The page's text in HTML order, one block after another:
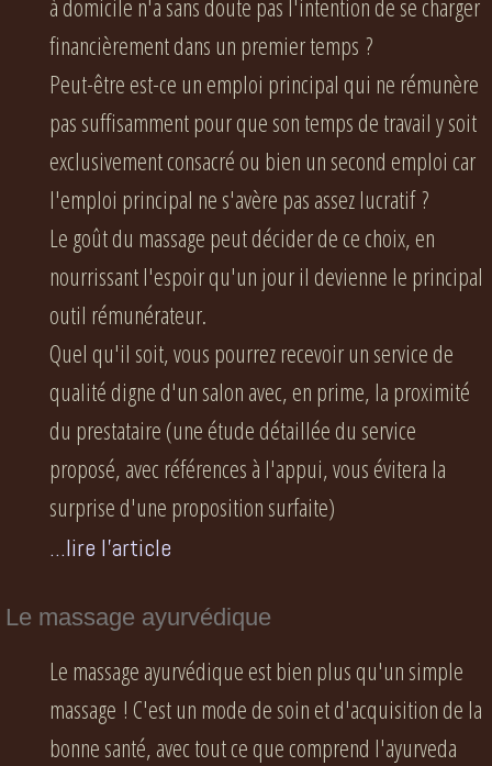
à domicile n'a sans doute pas l'intention de se charger
financièrement dans un premier temps ?
Peut-être est-ce un emploi principal qui ne rémunère
pas suffisamment pour que son temps de travail y soit
exclusivement consacré ou bien un second emploi car
l'emploi principal ne s'avère pas assez lucratif ?
Le goût du massage peut décider de ce choix, en
nourrissant l'espoir qu'un jour il devienne le principal
outil rémunérateur.
Quel qu'il soit, vous pourrez recevoir un service de
qualité digne d'un salon avec, en prime, la proximité
du prestataire (une étude détaillée du service
proposé, avec références à l'appui, vous évitera la
surprise d'une proposition surfaite)
...lire l'article
Le massage ayurvédique
Le massage ayurvédique est bien plus qu'un simple
massage ! C'est un mode de soin et d'acquisition de la
bonne santé, avec tout ce que comprend l'ayurveda